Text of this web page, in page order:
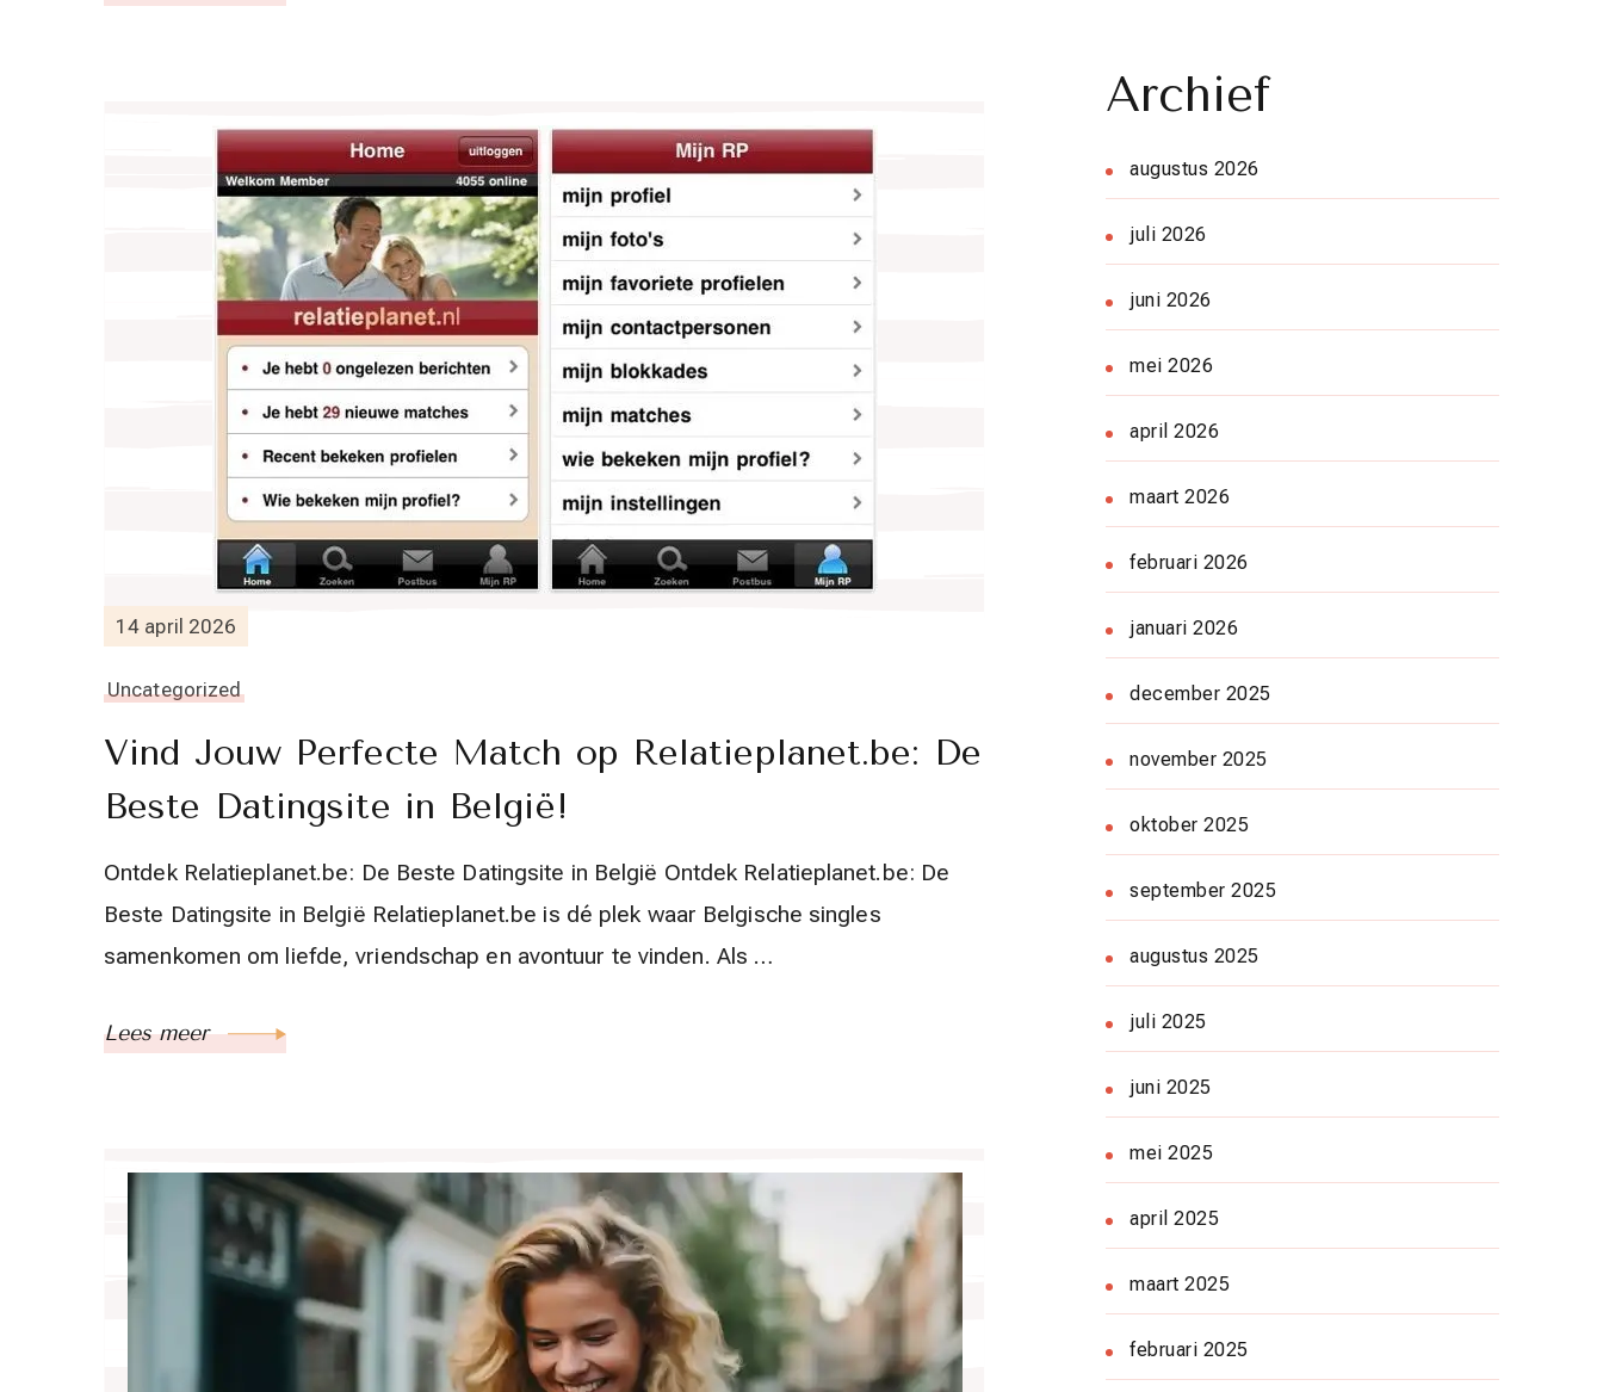
14 april 2026
Uncategorized
Vind Jouw Perfecte Match op Relatieplanet.be: De
Beste Datingsite in België!
Ontdek Relatieplanet.be: De Beste Datingsite in België Ontdek Relatieplanet.be: De
Beste Datingsite in België Relatieplanet.be is dé plek waar Belgische singles
samenkomen om liefde, vriendschap en avontuur te vinden. Als …
Lees meer
Archief
augustus 2026
juli 2026
juni 2026
mei 2026
april 2026
maart 2026
februari 2026
januari 2026
december 2025
november 2025
oktober 2025
september 2025
augustus 2025
juli 2025
juni 2025
mei 2025
april 2025
maart 2025
februari 2025